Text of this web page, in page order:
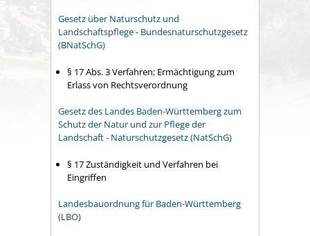
Gesetz über Naturschutz und
Landschaftspflege - Bundesnaturschutzgesetz
(BNatSchG)
§ 17 Abs. 3 Verfahren; Ermächtigung zum
Erlass von Rechtsverordnung
Gesetz des Landes Baden-Württemberg zum
Schutz der Natur und zur Pflege der
Landschaft - Naturschutzgesetz (NatSchG)
§ 17 Zuständigkeit und Verfahren bei
Eingriffen
Landesbauordnung für Baden-Württemberg
(LBO)